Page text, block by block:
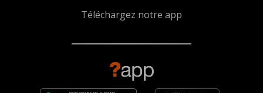
Téléchargez notre app